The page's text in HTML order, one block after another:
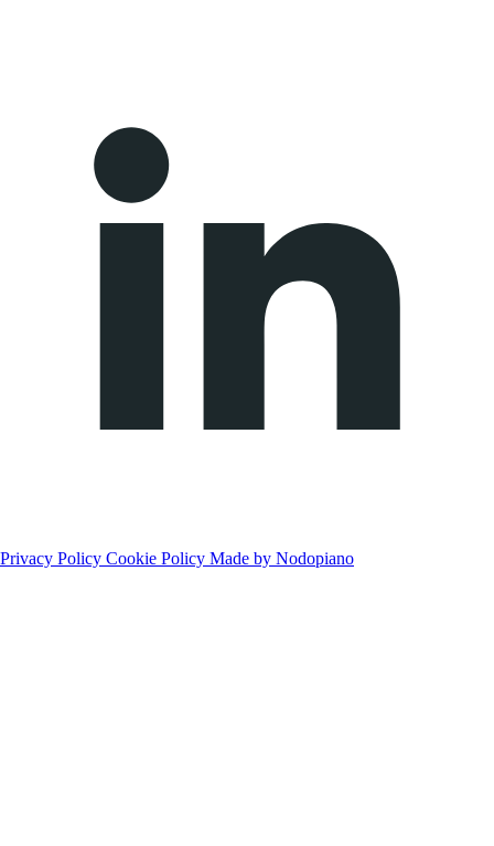
Privacy Policy Cookie Policy Made by Nodopiano